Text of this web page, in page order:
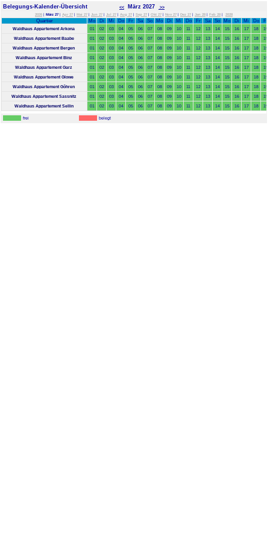
Belegungs-Kalender-Übersicht << März 2027 >>
2026 | März 27 | Apr 27 | Mai 27 | Jun 27 | Jul 27 | Aug 27 | Sep 27 | Okt 27 | Nov 27 | Dez 27 | Jan 28 | Feb 28 | 2028
Quartier Mo Di Mi Do Fr Sa So Mo Di Mi Do Fr Sa So Mo Di Mi Do
Fr
Waldhaus Appartement Arkona
01 02 03 04 05 06 07 08 09 10 11 12 13 14 15 16 17 18
19
Waldhaus Appartement Baabe
01 02 03 04 05 06 07 08 09 10 11 12 13 14 15 16 17 18
19
Waldhaus Appartement Bergen
01 02 03 04 05 06 07 08 09 10 11 12 13 14 15 16 17 18
19
Waldhaus Appartement Binz
01 02 03 04 05 06 07 08 09 10 11 12 13 14 15 16 17 18
19
Waldhaus Appartement Garz
01 02 03 04 05 06 07 08 09 10 11 12 13 14 15 16 17 18
19
Waldhaus Appartement Glowe
01 02 03 04 05 06 07 08 09 10 11 12 13 14 15 16 17 18
19
Waldhaus Appartement Göhren
01 02 03 04 05 06 07 08 09 10 11 12 13 14 15 16 17 18
19
Waldhaus Appartement Sassnitz
01 02 03 04 05 06 07 08 09 10 11 12 13 14 15 16 17 18
19
Waldhaus Appartement Sellin
01 02 03 04 05 06 07 08 09 10 11 12 13 14 15 16 17 18 19
frei belegt